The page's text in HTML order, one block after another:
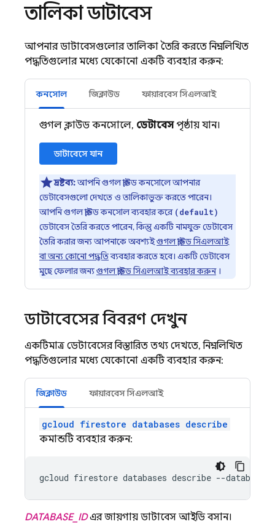
তালিকা ডাটাবেস
আপনার ডাটাবেসগুলোর তালিকা তৈরি করতে নিম্নলিখিত
পদ্ধতিগুলোর মধ্যে যেকোনো একটি ব্যবহার করুন:
কনসোল জিক্লাউড ফায়ারবেস সিএলআই
গুগল ক্লাউড কনসোলে, ডেটাবেসপৃষ্ঠায় যান।
ডাটাবেসে যান
দ্রষ্টব্য:আপনি গুগল ক্লাউড কনসোলে আপনার
ডেটাবেসগুলো দেখতে ও তালিকাভুক্ত করতে পারেন।
আপনি গুগল ক্লাউড কনসোল ব্যবহার করে (default)
ডেটাবেস তৈরি করতে পারেন, কিন্তু একটি নামযুক্ত ডেটাবেস
তৈরি করার জন্য আপনাকে অবশ্যইগুগল ক্লাউড সিএলআই
বা অন্য কোনো পদ্ধতিব্যবহার করতে হবে। একটি ডেটাবেস
মুছে ফেলার জন্যগুগল ক্লাউড সিএলআই ব্যবহার করুন।
ডাটাবেসের বিবরণ দেখুন
একটিমাত্র ডেটাবেসের বিস্তারিত তথ্য দেখতে, নিম্নলিখিত
পদ্ধতিগুলোর মধ্যে যেকোনো একটি ব্যবহার করুন:
জিক্লাউড ফায়ারবেস সিএলআই
gcloud firestore databases describe
কমান্ডটি ব্যবহার করুন:
gcloud firestore databases describe --database=
DATABASE_IDএর জায়গায় ডাটাবেস আইডি বসান।